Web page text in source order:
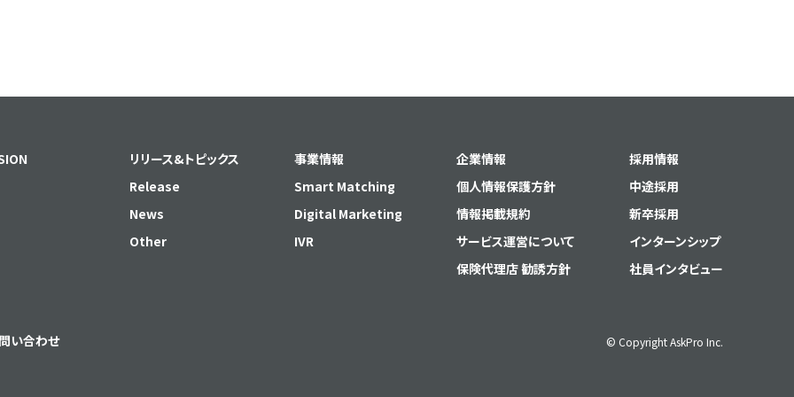
リリース&トピックス
Release
News
Other
事業情報
Smart Matching
Digital Marketing
IVR
企業情報
個人情報保護方針
情報掲載規約
サービス運営について
保険代理店 勧誘方針
採用情報
中途採用
新卒採用
インターンシップ
社員インタビュー
い合わせ © Copyright AskPro Inc.